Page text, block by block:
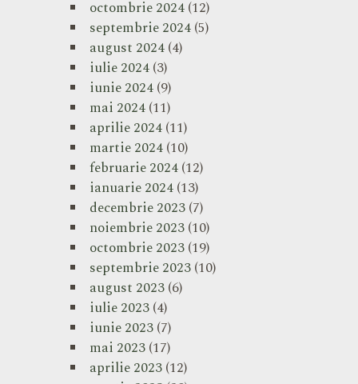
octombrie 2024(12)
septembrie 2024(5)
august 2024(4)
iulie 2024(3)
iunie 2024(9)
mai 2024(11)
aprilie 2024(11)
martie 2024(10)
februarie 2024(12)
ianuarie 2024(13)
decembrie 2023(7)
noiembrie 2023(10)
octombrie 2023(19)
septembrie 2023(10)
august 2023(6)
iulie 2023(4)
iunie 2023(7)
mai 2023(17)
aprilie 2023(12)